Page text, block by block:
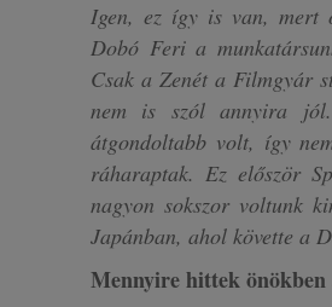
Igen, ez így is van, mert
Dobó Feri a
Csak a Zenét a Filmgyár
nem is szól annyira jól.
átgondoltabb volt, így
ráharaptak. Ez először
nagyon sokszor voltunk
Japánban, ahol követte a
Mennyire hittek